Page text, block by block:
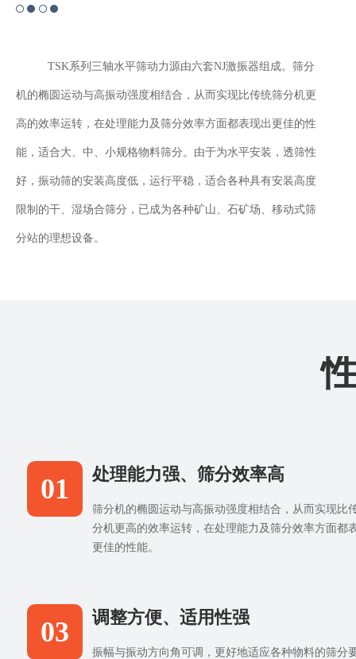
TSK系列三轴水平筛动力源由六套NJ激振器组成。筛分
机的椭圆运动与高振动强度相结合，从而实现比传统筛分机更
高的效率运转，在处理能力及筛分效率方面都表现出更佳的性
能，适合大、中、小规格物料筛分。由于为水平安装，透筛性
好，振动筛的安装高度低，运行平稳，适合各种具有安装高度
限制的干、湿场合筛分，已成为各种矿山、石矿场、移动式筛
分站的理想设备。
01 处理能力强、筛分效率高
筛分机的椭圆运动与高振动强度相结合，从而实现比
分机更高的效率运转，在处理能力及筛分效率方面都
更佳的性能。
03 调整方便、适用性强
振幅与振动方向角可调，更好地适应各种物料的筛分